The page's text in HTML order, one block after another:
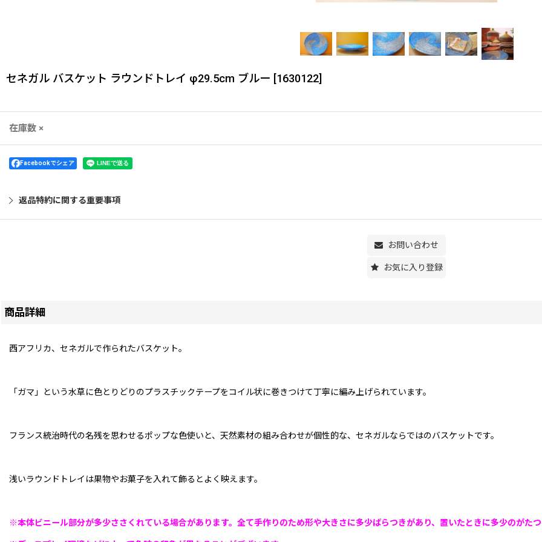
セネガル バスケット ラウンドトレイ φ29.5cm ブルー [1630122]
在庫数 ×
Facebookでシェア
返品特約に関する重要事項
お問い合わせ
お気に入り登録
商品詳細
西アフリカ、セネガルで作られたバスケット。
「ガマ」という水草に色とりどりのプラスチックテープをコイル状に巻きつけて丁寧に編み上げられています。
フランス統治時代の名残を思わせるポップな色使いと、天然素材の組み合わせが個性的な、セネガルならではのバスケットです。
浅いラウンドトレイは果物やお菓子を入れて飾るとよく映えます。
※本体ビニール部分が多少ささくれている場合があります。全て手作りのため形や大きさに多少ばらつきがあり、置いたときに多少のがたつ